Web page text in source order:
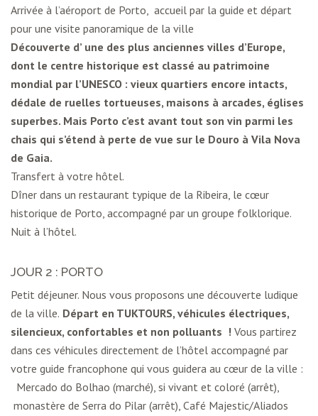
Arrivée à l’aéroport de Porto, accueil par la guide et départ
pour une visite panoramique de la ville
Découverte d’ une des plus anciennes villes d’Europe,
dont le centre historique est classé au patrimoine
mondial par l’UNESCO : vieux quartiers encore intacts,
dédale de ruelles tortueuses, maisons à arcades, églises
superbes. Mais Porto c’est avant tout son vin parmi les
chais qui s’étend à perte de vue sur le Douro à Vila Nova
de Gaia.
Transfert à votre hôtel.
Dîner dans un restaurant typique de la Ribeira, le cœur
historique de Porto, accompagné par un groupe folklorique.
Nuit à l’hôtel.
JOUR 2 : PORTO
Petit déjeuner. Nous vous proposons une découverte ludique
de la ville. Départ en TUKTOURS, véhicules électriques,
silencieux, confortables et non polluants ! Vous partirez
dans ces véhicules directement de l’hôtel accompagné par
votre guide francophone qui vous guidera au cœur de la ville :
Mercado do Bolhao (marché), si vivant et coloré (arrêt),
monastère de Serra do Pilar (arrêt), Café Majestic/Aliados